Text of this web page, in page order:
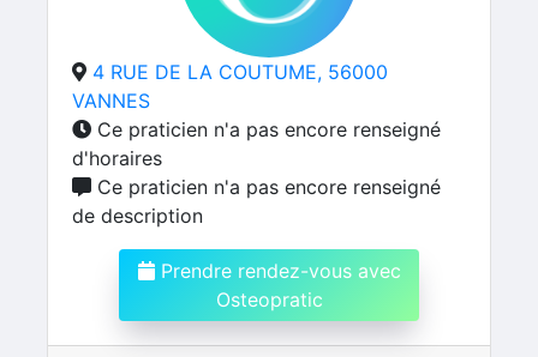
4 RUE DE LA COUTUME, 56000
VANNES
Ce praticien n'a pas encore renseigné
d'horaires
Ce praticien n'a pas encore renseigné
de description
Prendre rendez-vous avec
Osteopratic